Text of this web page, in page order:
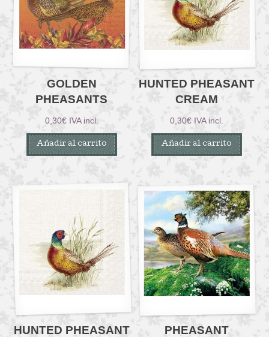
GOLDEN
PHEASANTS
0,30€ IVA incl.
Añadir al carrito
HUNTED PHEASANT
CREAM
0,30€ IVA incl.
Añadir al carrito
HUNTED PHEASANT
PHEASANT